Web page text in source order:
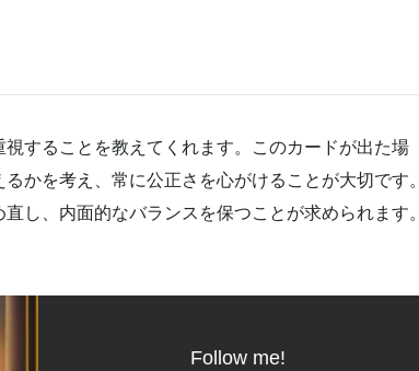
することを教えてくれます。このカードが出た場
かを考え、常に公正さを心がけることが大切です。
し、内面的なバランスを保つことが求められます。
Follow me!